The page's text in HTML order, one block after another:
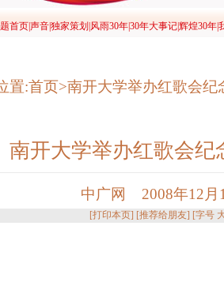
置:首页>南开大学举办红歌会纪
南开大学举办红歌会纪
中广网 2008年12月
[打印本页] [推荐给朋友] [字号